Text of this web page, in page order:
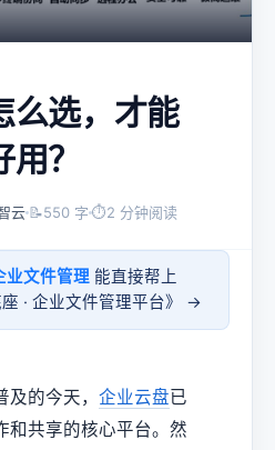
么选，才能
？
云 📝550 字 ⏱2 分钟阅读
业文件管理 能直接帮上
· 企业文件管理平台》 →
的今天， 企业云盘已
和共享的核心平台。然